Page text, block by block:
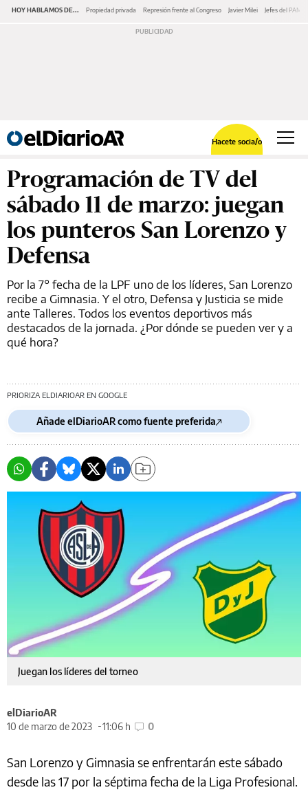
HOY HABLAMOS DE... Propiedad privada Represión frente al Congreso Javier Milei Jefes del PAMI
Hacete socia/o
Programación de TV del
sábado 11 de marzo: juegan
los punteros San Lorenzo y
Defensa
Por la 7° fecha de la LPF uno de los líderes, San Lorenzo
recibe a Gimnasia. Y el otro, Defensa y Justicia se mide
ante Talleres. Todos los eventos deportivos más
destacados de la jornada. ¿Por dónde se pueden ver y a
qué hora?
PRIORIZA ELDIARIOAR EN GOOGLE
Añade elDiarioAR como fuente preferida
Juegan los líderes del torneo
elDiarioAR
10 de marzo de 2023
11:06 h 0
San Lorenzo y Gimnasia se enfrentarán este sábado
desde las 17 por la séptima fecha de la Liga Profesional.